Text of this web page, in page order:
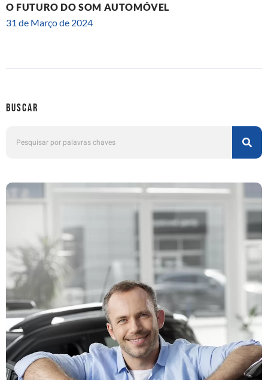
O FUTURO DO SOM AUTOMÓVEL
31 de Março de 2024
Buscar